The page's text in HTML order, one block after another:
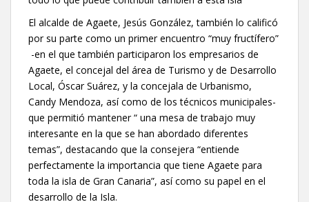
El alcalde de Agaete, Jesús González, también lo calificó
por su parte como un primer encuentro “muy fructífero”
-en el que también participaron los empresarios de
Agaete, el concejal del área de Turismo y de Desarrollo
Local, Óscar Suárez, y la concejala de Urbanismo,
Candy Mendoza, así como de los técnicos municipales-
que permitió mantener “ una mesa de trabajo muy
interesante en la que se han abordado diferentes
temas”, destacando que la consejera “entiende
perfectamente la importancia que tiene Agaete para
toda la isla de Gran Canaria”, así como su papel en el
desarrollo de la Isla.